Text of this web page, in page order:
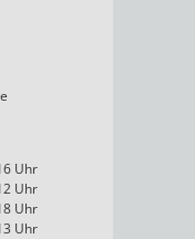
Uhr
Uhr
Uhr
Uhr